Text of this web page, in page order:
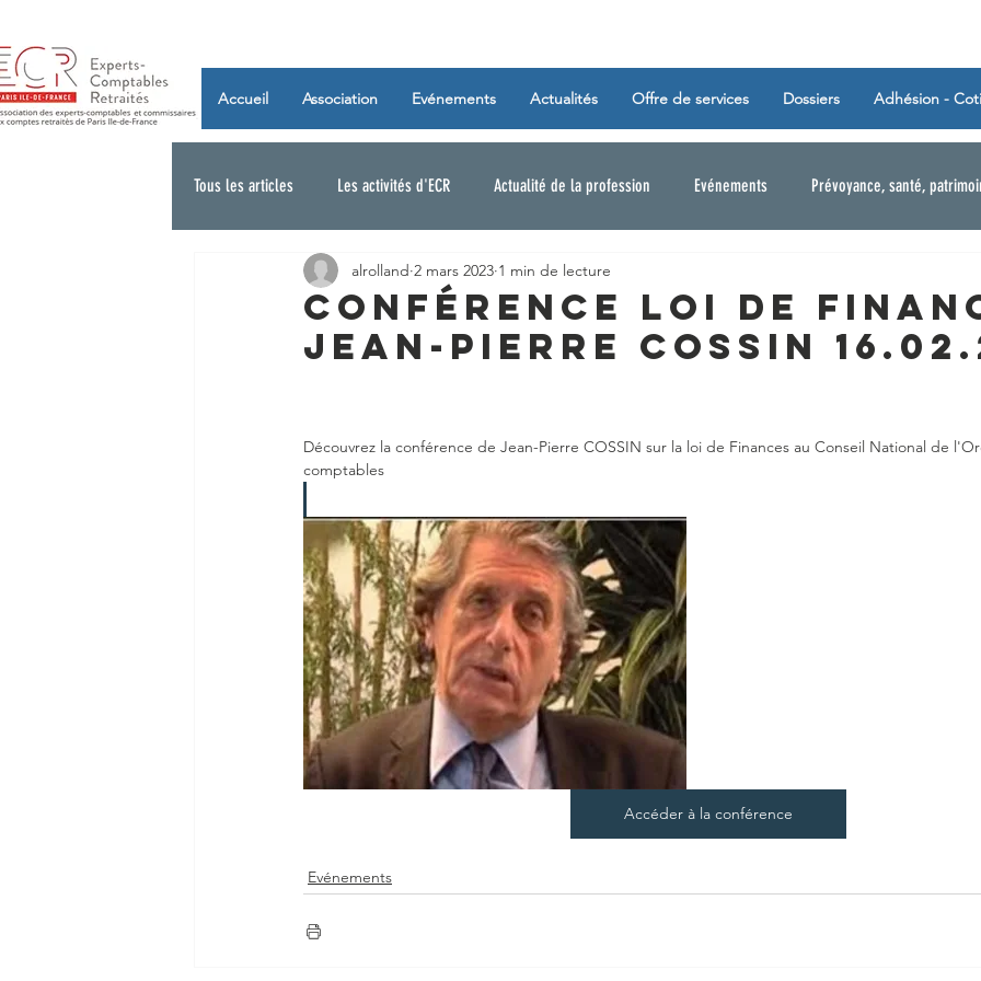
Accueil Association Evénements Actualités Offre de services Dossiers Adhésion -
Tous les articles Les activités d'ECR Actualité de la profession Evénements Prévoyance, santé,
Conférence Loi de
Jean-Pierre COSSIN
alrolland 2 mars 2023 1 min de lecture
Découvrez la conférence de Jean-Pierre COSSIN sur la loi de Finances au Conseil National de
comptables
Accéder à la conférence
Evénements